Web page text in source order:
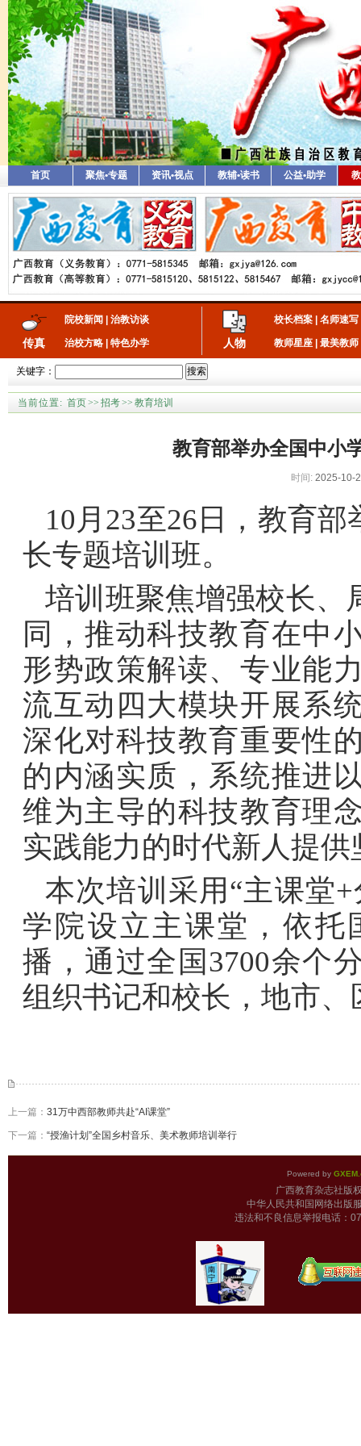
首页 聚焦•专题 资讯•视点 教辅•读书 公益•助学
传真
院校新闻 治教访谈
治校方略 特色办学 人物
校长档案 名师速写
教师星座 最美教师
关键字： 搜索
当前位置: 首页>> 招考>> 教育培训
教育部举办全国中小
时间: 2025-10-
10月23至26日，教育
长专题培训班。
培训班聚焦增强校长、
同，推动科技教育在中
形势政策解读、专业能
流互动四大模块开展系
深化对科技教育重要性
的内涵实质，系统推进
维为主导的科技教育理
实践能力的时代新人提供
本次培训采用“主课堂
学院设立主课堂，依托
播，通过全国3700余个
组织书记和校长，地市
上一篇： 31万中西部教师共赴“AI课堂”
下一篇： “授渔计划”全国乡村音乐、美术教师培训举行
Powered by
广西教育杂志
中华人民共和国网络出版
违法和不良信息举报电话：